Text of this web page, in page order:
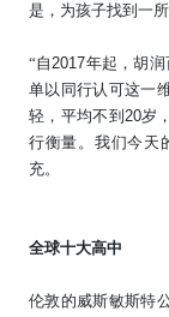
是，为孩子找到一
“自2017年起，胡润
单以同行认可这一
轻，平均不到 20岁
行衡量。我们今天
充。
全球十大高中
伦敦的威斯敏斯特